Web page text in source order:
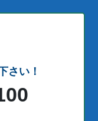
さい！